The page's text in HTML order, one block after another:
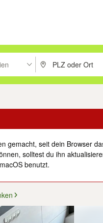
oder Vorschläge mit den
PLZ oder Ort
gemacht, seit dein Browser
solltest du ihn
benutzt.